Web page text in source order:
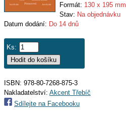
Formát: 130 x 195 mm
Stav: Na objednávku
Datum dodání: Do 14 dnů
Ks:
ISBN: 978-80-7268-875-3
Nakladatelství: Akcent Třebíč
Sdílejte na Facebooku